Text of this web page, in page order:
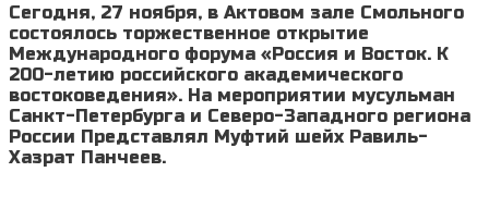
Сегодня, 27 ноября, в Актовом зале Смольного
состоялось торжественное открытие
Международного форума «Россия и Восток. К
200-летию российского академического
востоковедения». На мероприятии мусульман
Санкт-Петербурга и Северо-Западного региона
России Представлял Муфтий шейх Равиль-
Хазрат Панчеев.